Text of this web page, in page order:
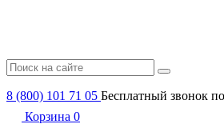
8 (800) 101 71 05 Бесплатный звонок
Корзина 0